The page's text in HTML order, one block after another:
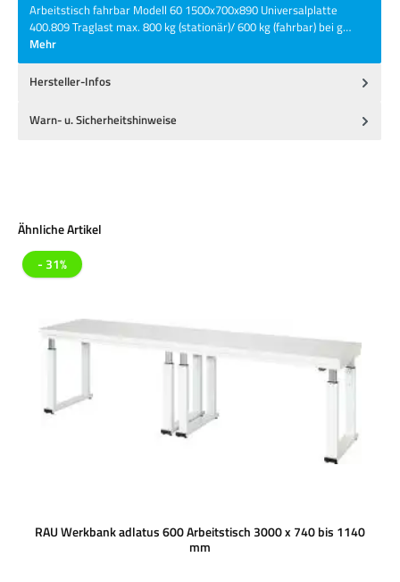
Arbeitstisch fahrbar Modell 60 1500x700x890 Universalplatte
400.809 Traglast max. 800 kg (stationär)/ 600 kg (fahrbar) bei g…
Mehr
Hersteller-Infos
Warn- u. Sicherheitshinweise
Produktgalerie überspringen
Ähnliche Artikel
- 31%
RAU Werkbank adlatus 600 Arbeitstisch 3000 x 740 bis 1140
mm